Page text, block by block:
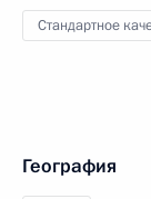
Стандартное
География